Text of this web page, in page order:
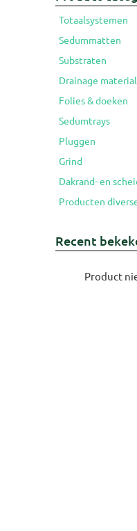
Totaalsystemen
Sedummatten
Substraten
Drainage
Folies & doeken
Sedumtrays
Pluggen
Grind
Dakrand- en
Producten
Recent
Product